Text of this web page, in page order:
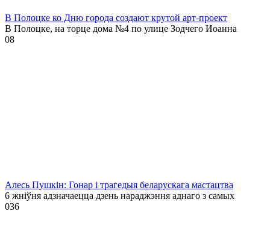
В Полоцке ко Дню города создают крутой арт-проект
В Полоцке, на торце дома №4 по улице Зодчего Иоанна
08
Алесь Пушкін: Гонар і трагедыя беларускага мастацтва
6 жніўня адзначаецца дзень нараджэння аднаго з самых
036